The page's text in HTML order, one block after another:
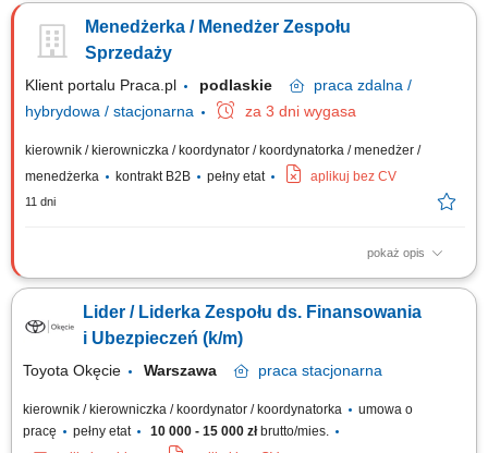
nowych Doradców w sprzedaż produktów ubezpieczeniowych. Bieżące
wsparcie zespołu w realizacji celów. Odpowiedzialność za wyniki
Menedżerka / Menedżer Zespołu
Sprzedaży
Klient portalu Praca.pl podlaskie praca zdalna /
hybrydowa / stacjonarna
za 3 dni wygasa
kierownik / kierowniczka / koordynator / koordynatorka / menedżer /
menedżerka
kontrakt B2B pełny etat aplikuj bez CV
11 dni
pokaż opis
Prowadzenie procesów rekrutacyjnych Kształtowanie zespołu Doradców
zespołu. Wdrażanie nowych Doradców i wsparcie ich w zakresie
sprzedaży ubezpieczeń. Realizacja celów sprzedażowych.
Lider / Liderka Zespołu ds. Finansowania
i Ubezpieczeń (k/m)
Toyota Okęcie Warszawa praca stacjonarna
kierownik / kierowniczka / koordynator / koordynatorka
umowa o
pracę
pełny etat 10 000 - 15 000 złbrutto/mies.